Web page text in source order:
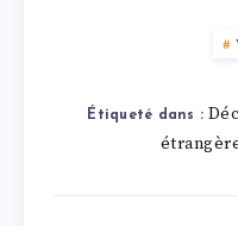
Étiqueté dans :